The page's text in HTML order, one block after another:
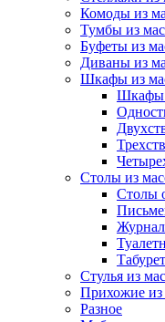
Комоды из
Тумбы из
Буфеты из
Диваны из
Шкафы из
Шкафы
Столы из
Столы
Стулья из
Прихожие из
Разное